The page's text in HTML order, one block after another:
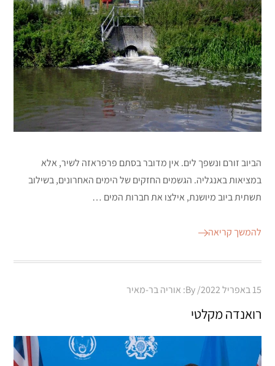
הביוב זורם ונשפך לים. אין מדובר בסתם פרפראזה לשיר, אלא
במציאות באנגליה. הגשמים החזקים של הימים האחרונים, בשילוב
תשתית ביוב מיושנת, אילצו את חברות המים …
להמשך קריאה
Posted
15 באפריל 2022 By: אוריה בר-מאיר
רואנדה מקלטי